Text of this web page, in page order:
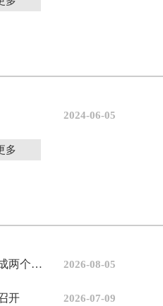
2024-06-05
多
天地连接：凤县移动公司建成两个超级基站 2026-08-05
开 2026-07-09